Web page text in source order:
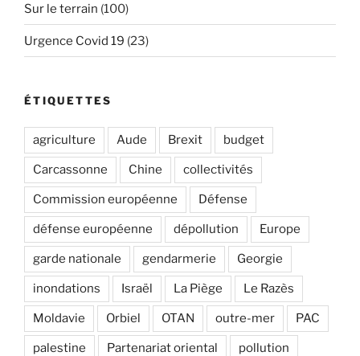
Sur le terrain (100)
Urgence Covid 19 (23)
ÉTIQUETTES
agriculture Aude Brexit budget
Carcassonne Chine collectivités
Commission européenne Défense
défense européenne dépollution Europe
garde nationale gendarmerie Georgie
inondations Israël La Piège Le Razès
Moldavie Orbiel OTAN outre-mer PAC
palestine Partenariat oriental pollution